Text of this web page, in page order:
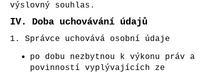
výslovný souhlas.
IV. Doba uchovávání údajů
1. Správce uchovává osobní údaje
po dobu nezbytnou k výkonu práv a
povinností vyplývajících ze